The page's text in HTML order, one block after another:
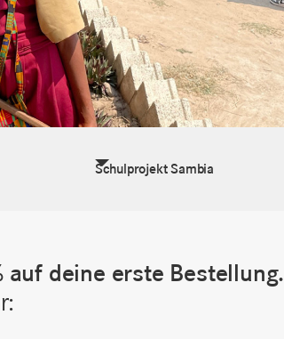
Schulprojekt Sambia
auf deine erste Bestellung.